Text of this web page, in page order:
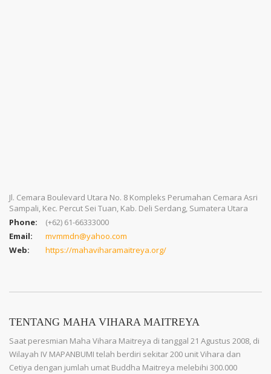
Jl. Cemara Boulevard Utara No. 8 Kompleks Perumahan Cemara Asri
Sampali, Kec. Percut Sei Tuan, Kab. Deli Serdang, Sumatera Utara
Phone:
(+62) 61-66333000
Email:
mvmmdn@yahoo.com
Web:
https://mahaviharamaitreya.org/
TENTANG MAHA VIHARA MAITREYA
Saat peresmian Maha Vihara Maitreya di tanggal 21 Agustus 2008, di
Wilayah IV MAPANBUMI telah berdiri sekitar 200 unit Vihara dan
Cetiya dengan jumlah umat Buddha Maitreya melebihi 300.000